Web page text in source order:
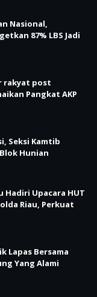
Nasional,
87% LBS Jadi
rakyat post
Pangkat AKP
Seksi Kamtib
Hunian
Hadiri Upacara HUT
Riau, Perkuat
Lapas Bersama
Yang Alami